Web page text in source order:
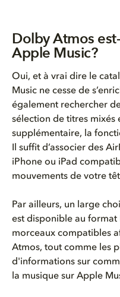
Dolby Atmos
Apple Music?
Oui, et à vrai dire le
Music ne cesse de
également rechercher
sélection de titres
supplémentaire, la
Il suffit d’associer des
iPhone ou iPad
mouvements de votre
Par ailleurs, un large
est disponible au format
morceaux compatibles
Atmos, tout comme les
d'informations sur
la musique sur Apple